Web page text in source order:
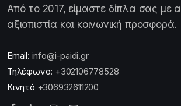
Από το 2017, είμαστε δίπλα σας με
αξιοπιστία και κοινωνική προσφορά.
Email: info@i-paidi.gr
Τηλέφωνο: +302106778528
Κινητό +306932611200